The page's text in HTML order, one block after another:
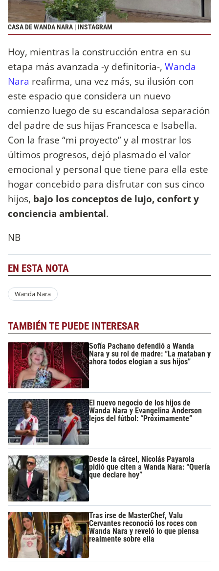
CASA DE WANDA NARA | INSTAGRAM
Hoy, mientras la construcción entra en su
etapa más avanzada -y definitoria-, Wanda
Nara reafirma, una vez más, su ilusión con
este espacio que considera un nuevo
comienzo luego de su escandalosa separación
del padre de sus hijas Francesca e Isabella.
Con la frase “mi proyecto” y al mostrar los
últimos progresos, dejó plasmado el valor
emocional y personal que tiene para ella este
hogar concebido para disfrutar con sus cinco
hijos, bajo los conceptos de lujo, confort y
conciencia ambiental.
NB
EN ESTA NOTA
Wanda Nara
TAMBIÉN TE PUEDE INTERESAR
Sofía Pachano defendió a Wanda
Nara y su rol de madre: “La mataban y
ahora todos elogian a sus hijos”
El nuevo negocio de los hijos de
Wanda Nara y Evangelina Anderson
lejos del fútbol: “Próximamente”
Desde la cárcel, Nicolás Payarola
pidió que citen a Wanda Nara: “Quería
que declare hoy”
Tras irse de MasterChef, Valu
Cervantes reconoció los roces con
Wanda Nara y reveló lo que piensa
realmente sobre ella